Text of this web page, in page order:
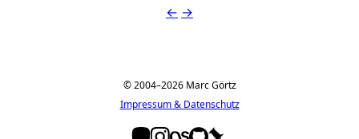
← →
© 2004–2026 Marc Görtz
Impressum & Datenschutz